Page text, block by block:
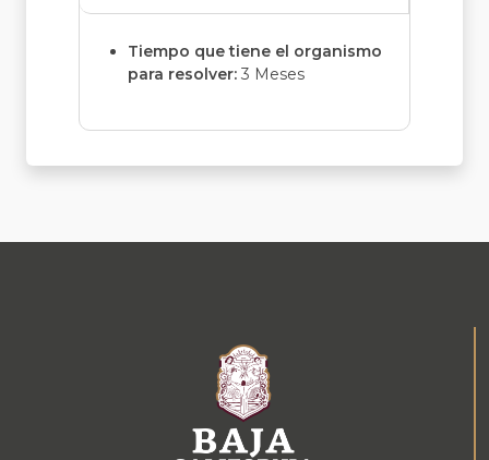
Tiempo que tiene el organismo
para resolver: 3 Meses